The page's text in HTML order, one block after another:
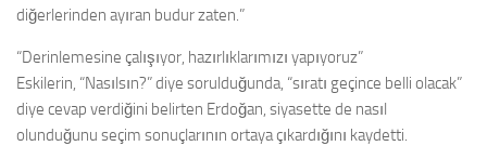
diğerlerinden ayıran budur zaten.”
“Derinlemesine çalışıyor, hazırlıklarımızı yapıyoruz”
Eskilerin, “Nasılsın?” diye sorulduğunda, “sıratı geçince belli olacak”
diye cevap verdiğini belirten Erdoğan, siyasette de nasıl
olunduğunu seçim sonuçlarının ortaya çıkardığını kaydetti.